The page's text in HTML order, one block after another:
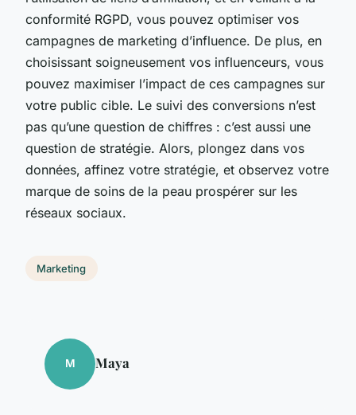
conformité RGPD, vous pouvez optimiser vos
campagnes de marketing d’influence. De plus, en
choisissant soigneusement vos influenceurs, vous
pouvez maximiser l’impact de ces campagnes sur
votre public cible. Le suivi des conversions n’est
pas qu’une question de chiffres : c’est aussi une
question de stratégie. Alors, plongez dans vos
données, affinez votre stratégie, et observez votre
marque de soins de la peau prospérer sur les
réseaux sociaux.
Marketing
M Maya